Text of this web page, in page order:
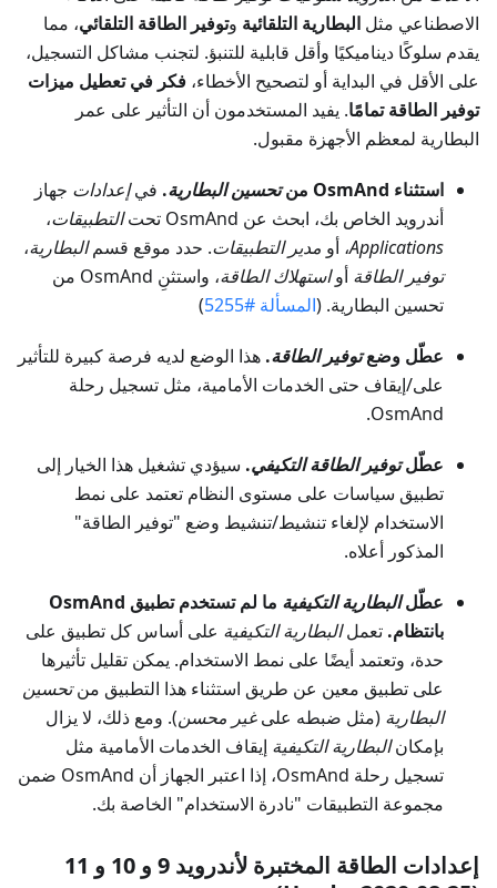
الاصطناعي مثل البطارية التلقائية وتوفير الطاقة التلقائي، مما
يقدم سلوكًا ديناميكيًا وأقل قابلية للتنبؤ. لتجنب مشاكل التسجيل،
على الأقل في البداية أو لتصحيح الأخطاء، فكر في تعطيل ميزات
توفير الطاقة تمامًا. يفيد المستخدمون أن التأثير على عمر
البطارية لمعظم الأجهزة مقبول.
استثناء OsmAnd من تحسين البطارية. فيإعدادات جهاز
أندرويد الخاص بك، ابحث عن OsmAnd تحت
التطبيقات،
Applications، أو مدير التطبيقات. حدد موقع قسمالبطارية،
توفير الطاقة أواستهلاك الطاقة
، واستثنِ OsmAnd من
تحسين البطارية. (المسألة #5255 )
عطّل وضعتوفير الطاقة. هذا الوضع لديه فرصة كبيرة للتأثير
على/إيقاف حتى الخدمات الأمامية، مثل تسجيل رحلة
OsmAnd.
عطّلتوفير الطاقة التكيفي. سيؤدي تشغيل هذا الخيار إلى
تطبيق سياسات على مستوى النظام تعتمد على نمط
الاستخدام لإلغاء تنشيط/تنشيط وضع "توفير الطاقة"
المذكور أعلاه.
عطّلالبطارية التكيفية
ما لم تستخدم تطبيق OsmAnd
بانتظام. تعملالبطارية التكيفية على أساس كل تطبيق على
حدة، وتعتمد أيضًا على نمط الاستخدام. يمكن تقليل تأثيرها
على تطبيق معين عن طريق استثناء هذا التطبيق منتحسين
البطارية (مثل ضبطه علىغير محسن). ومع ذلك، لا يزال
بإمكانالبطارية التكيفية إيقاف الخدمات الأمامية مثل
تسجيل رحلة OsmAnd، إذا اعتبر الجهاز أن OsmAnd ضمن
مجموعة التطبيقات "نادرة الاستخدام" الخاصة بك.
إعدادات الطاقة المختبرة لأندرويد 9 و 10 و 11